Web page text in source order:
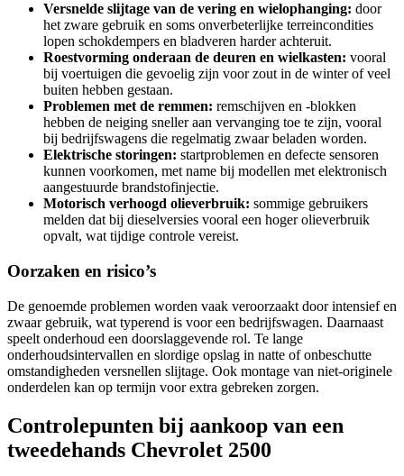
Versnelde slijtage van de vering en wielophanging: door
het zware gebruik en soms onverbeterlijke terreincondities
lopen schokdempers en bladveren harder achteruit.
Roestvorming onderaan de deuren en wielkasten: vooral
bij voertuigen die gevoelig zijn voor zout in de winter of veel
buiten hebben gestaan.
Problemen met de remmen: remschijven en -blokken
hebben de neiging sneller aan vervanging toe te zijn, vooral
bij bedrijfswagens die regelmatig zwaar beladen worden.
Elektrische storingen: startproblemen en defecte sensoren
kunnen voorkomen, met name bij modellen met elektronisch
aangestuurde brandstofinjectie.
Motorisch verhoogd olieverbruik: sommige gebruikers
melden dat bij dieselversies vooral een hoger olieverbruik
opvalt, wat tijdige controle vereist.
Oorzaken en risico’s
De genoemde problemen worden vaak veroorzaakt door intensief en
zwaar gebruik, wat typerend is voor een bedrijfswagen. Daarnaast
speelt onderhoud een doorslaggevende rol. Te lange
onderhoudsintervallen en slordige opslag in natte of onbeschutte
omstandigheden versnellen slijtage. Ook montage van niet-originele
onderdelen kan op termijn voor extra gebreken zorgen.
Controlepunten bij aankoop van een
tweedehands Chevrolet 2500